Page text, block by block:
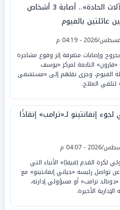
«بالأسلحة والآلات الحادة».. أصابة 3 أشخاص
عائلتين بالفيوم
بجروح وإصابات متفرقة إثر وقوع مشاجرة
«قارون» التابعة لمركز «يوسف
الفيوم، وجرى نقلهم إلى «مستشفى
العلاج.
إنفانتينو لـ«ترامب» إنقاذًا
لكرة القدم (فيفا)» الأنباء التي
تواصل رئيسه «جياني إنفانتينو» مع
ترامب» أو مسؤولي إدارته،
الأخيرة.